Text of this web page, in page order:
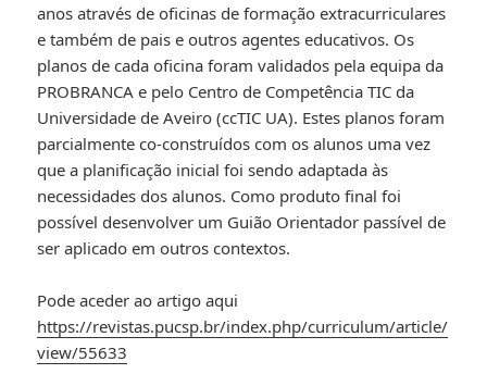
anos através de oficinas de formação extracurriculares
e também de pais e outros agentes educativos. Os
planos de cada oficina foram validados pela equipa da
PROBRANCA e pelo Centro de Competência TIC da
Universidade de Aveiro (ccTIC UA). Estes planos foram
parcialmente co-construídos com os alunos uma vez
que a planificação inicial foi sendo adaptada às
necessidades dos alunos. Como produto final foi
possível desenvolver um Guião Orientador passível de
ser aplicado em outros contextos.
Pode aceder ao artigo aqui
https://revistas.pucsp.br/index.php/curriculum/article/
view/55633